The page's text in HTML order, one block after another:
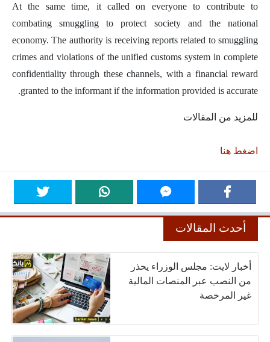
At the same time, it called on everyone to contribute to
combating smuggling to protect society and the national
economy. The authority is receiving reports related to smuggling
crimes and violations of the unified customs system in complete
confidentiality through these channels, with a financial reward
granted to the informant if the information provided is accurate.
للمزيد من المقالات
اضغط هنا
أحدث المقالات
أخبار لايت: مجلس الوزراء يحذر
من النصب عبر المنصات المالية
غير المرخصة